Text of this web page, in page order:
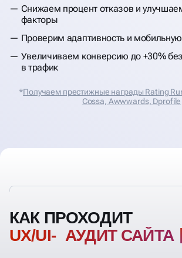
Снижаем процент отказов и
факторы
Проверим адаптивность и
Увеличиваем конверсию до +30%
в трафик
*Получаем престижные награды Rating
Cossa, Аwwwards, Dprofile
КАК ПРОХОДИТ
UX/UI- АУДИТ СА